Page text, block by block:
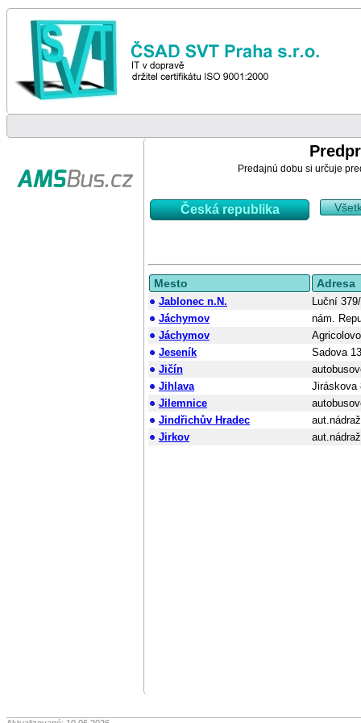
Predajnú dobu si určuje
Česká republika
Mesto Adresa
Jablonec n.N.
Luční
Jáchymov
nám.
Jáchymov
Jeseník
Sadova
Jičín
Jihlava
Jiráskova
Jilemnice
Jindřichův Hradec
Jirkov